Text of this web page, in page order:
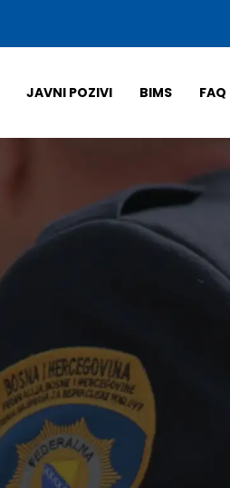
JAVNI POZIVI BIMS FAQ